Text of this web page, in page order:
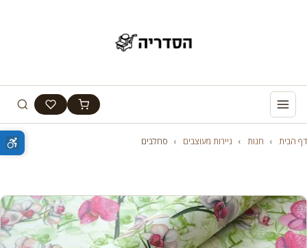
דף הבית › חנות › ניירות מעוצבים › סחלבים